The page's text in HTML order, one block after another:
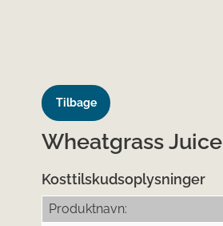
Tilbage
Wheatgrass Juice
Kosttilskudsoplysninger
Produktnavn: